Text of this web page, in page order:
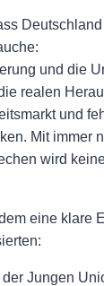
und die
realen
und
Mit immer
wird
eine klare
Jungen